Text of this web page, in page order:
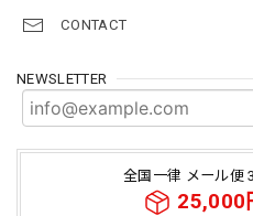
CONTACT
NEWSLETTER
全国一律 メール
25,000